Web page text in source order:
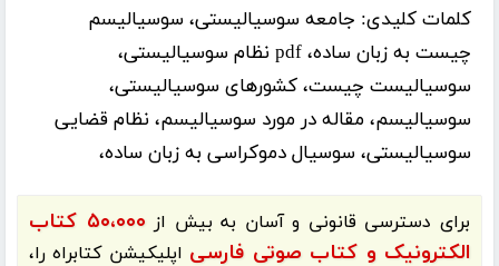
کلمات کلیدی: جامعه سوسیالیستی، سوسیالیسم
چیست به زبان ساده، pdf نظام سوسیالیستی،
سوسیالیست چیست، کشورهای سوسیالیستی،
سوسیالیسم، مقاله در مورد سوسیالیسم، نظام قضایی
سوسیالیستی، سوسیال دموکراسی به زبان ساده،
برای دسترسی قانونی و آسان به بیش از
۵۰،۰۰۰ کتاب
الکترونیک و کتاب صوتی فارسی اپلیکیشنکتابراهرا،